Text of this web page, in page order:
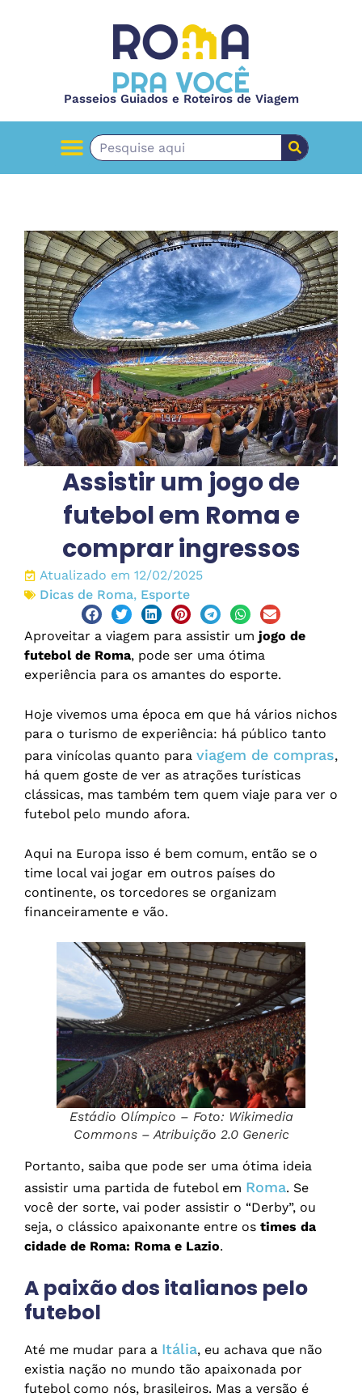
Passeios Guiados e Roteiros de Viagem
Assistir um jogo de
futebol em Roma e
comprar ingressos
Atualizado em 12/02/2025
Dicas de Roma, Esporte
Aproveitar a viagem para assistir um jogo de
futebol de Roma, pode ser uma ótima
experiência para os amantes do esporte.
Hoje vivemos uma época em que há vários nichos
para o turismo de experiência: há público tanto
para vinícolas quanto para viagem de compras,
há quem goste de ver as atrações turísticas
clássicas, mas também tem quem viaje para ver o
futebol pelo mundo afora.
Aqui na Europa isso é bem comum, então se o
time local vai jogar em outros países do
continente, os torcedores se organizam
financeiramente e vão.
Estádio Olímpico – Foto: Wikimedia
Commons – Atribuição 2.0 Generic
Portanto, saiba que pode ser uma ótima ideia
assistir uma partida de futebol em Roma. Se
você der sorte, vai poder assistir o “Derby”, ou
seja, o clássico apaixonante entre os times da
cidade de Roma: Roma e Lazio.
A paixão dos italianos pelo
futebol
Até me mudar para a Itália, eu achava que não
existia nação no mundo tão apaixonada por
futebol como nós, brasileiros. Mas a versão é